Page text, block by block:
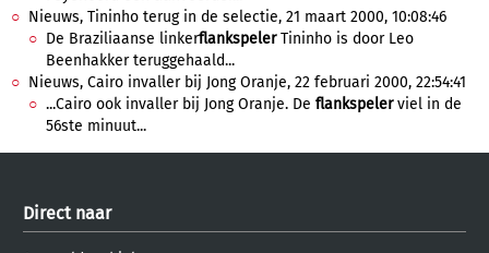
Nieuws, Tininho terug in de selectie, 21 maart 2000, 10:08:46
De Braziliaanse linkerflankspelerTininho is door Leo
Beenhakker teruggehaald...
Nieuws, Cairo invaller bij Jong Oranje, 22 februari 2000, 22:54:41
...Cairo ook invaller bij Jong Oranje. De flankspelerviel in de
56ste minuut...
Direct naar